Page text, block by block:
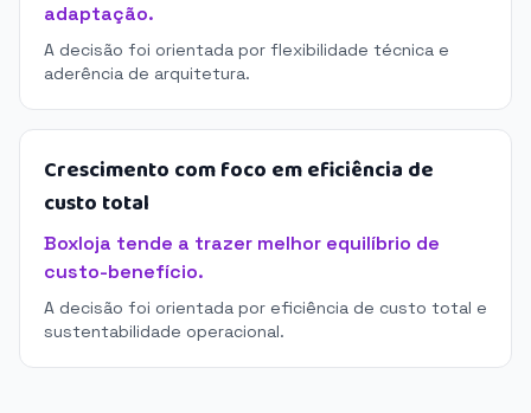
adaptação.
A decisão foi orientada por flexibilidade técnica e
aderência de arquitetura.
Crescimento com foco em eficiência de
custo total
Boxloja tende a trazer melhor equilíbrio de
custo-benefício.
A decisão foi orientada por eficiência de custo total e
sustentabilidade operacional.